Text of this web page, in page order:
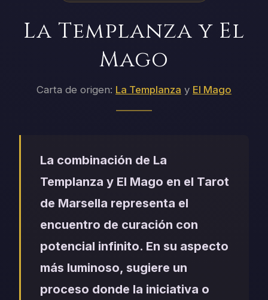
La Templanza y El
Mago
Carta de origen: La Templanza y El Mago
La combinación de La
Templanza y El Mago en el Tarot
de Marsella representa el
encuentro de curación con
potencial infinito. En su aspecto
más luminoso, sugiere un
proceso donde la iniciativa o